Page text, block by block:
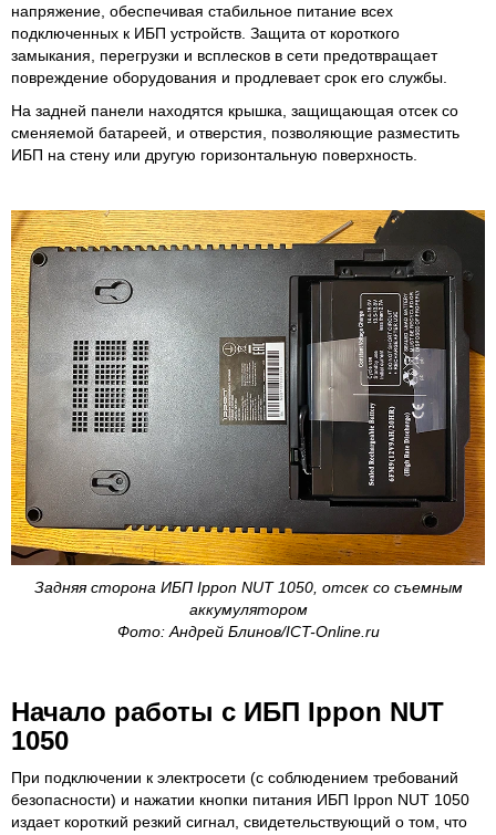
напряжение, обеспечивая стабильное питание всех
подключенных к ИБП устройств. Защита от короткого
замыкания, перегрузки и всплесков в сети предотвращает
повреждение оборудования и продлевает срок его службы.
На задней панели находятся крышка, защищающая отсек со
сменяемой батареей, и отверстия, позволяющие разместить
ИБП на стену или другую горизонтальную поверхность.
Задняя сторона ИБП Ippon NUT 1050, отсек со съемным
аккумулятором
Фото: Андрей Блинов/ICT-Online.ru
Начало работы с ИБП Ippon NUT
1050
При подключении к электросети (с соблюдением требований
безопасности) и нажатии кнопки питания ИБП Ippon NUT 1050
издает короткий резкий сигнал, свидетельствующий о том, что